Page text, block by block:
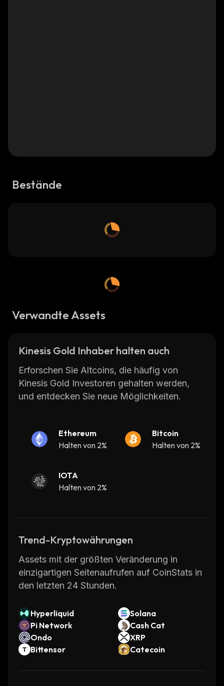
Bestände
Verwandte Assets
Kinesis Gold Inhaber halten auch
Erforschen Sie Altcoins, die häufig von
Kinesis Gold Investoren gehalten werden,
und entdecken Sie neue Möglichkeiten.
Ethereum
Halten von 2%
Bitcoin
Halten von 2%
IOTA
Halten von 2%
Trend-Kryptowährungen
Assets mit der größten Veränderung in
einzigartigen Seitenaufrufen auf CoinStats in
den letzten 24 Stunden.
Hyperliquid
Solana
Pi Network
Cash Cat
Ondo
XRP
Bittensor
Catecoin